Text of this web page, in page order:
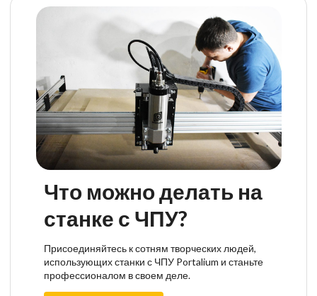
Что можно делать на
станке с ЧПУ?
Присоединяйтесь к сотням творческих людей,
использующих станки с ЧПУ Portalium и станьте
профессионалом в своем деле.